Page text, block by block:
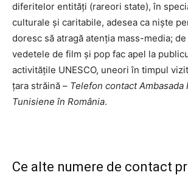
diferitelor entități (rareori state), în
culturale și caritabile, adesea ca niște
doresc să atragă atenția mass-media;
vedetele de film și pop fac apel la
activitățile UNESCO, uneori în timpul
țara străină – Telefon contact Ambasada
Tunisiene în România.
Ce alte numere de contact